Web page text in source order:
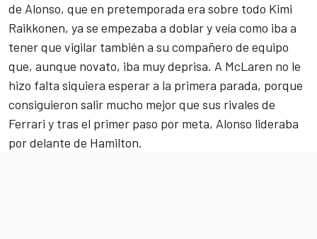
de Alonso, que en pretemporada era sobre todo Kimi
Raikkonen, ya se empezaba a doblar y veía como iba a
tener que vigilar también a su compañero de equipo
que, aunque novato, iba muy deprisa. A McLaren no le
hizo falta siquiera esperar a la primera parada, porque
consiguieron salir mucho mejor que sus rivales de
Ferrari y tras el primer paso por meta, Alonso lideraba
por delante de Hamilton.